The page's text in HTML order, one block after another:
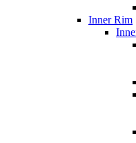
Inner Rim